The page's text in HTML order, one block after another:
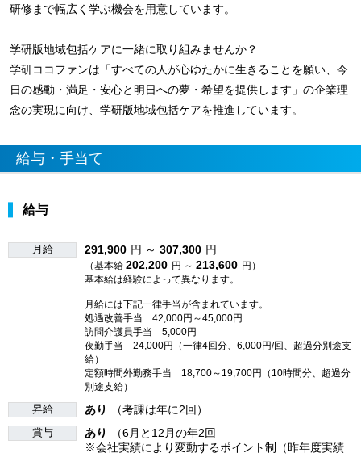
研修まで幅広く学ぶ機会を用意しています。
学研版地域包括ケアに一緒に取り組みませんか？
学研ココファンは「すべての人が心ゆたかに生きることを願い、今
日の感動・満足・安心と明日への夢・希望を提供します」の企業理
念の実現に向け、学研版地域包括ケアを推進しています。
給与・手当て
給与
月給 291,900 円 ～ 307,300 円
（基本給 202,200 円 ～ 213,600 円）
基本給は経験によって異なります。
月給には下記一律手当が含まれています。
処遇改善手当 42,000円～45,000円
訪問介護員手当 5,000円
夜勤手当 24,000円（一律4回分、6,000円/回、超過分別途支
給）
定額時間外勤務手当 18,700～19,700円（10時間分、超過分
別途支給）
昇給 あり （考課は年に2回）
賞与 あり
（6月と12月の年2回
※会社実績により変動するポイント制（昨年度実績